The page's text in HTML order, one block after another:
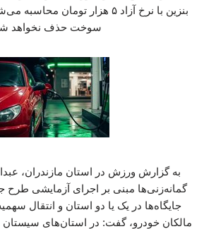
بنزین با نرخ آزاد ۵ هزار تومان
سوخت حذف نخواهد
به گزارش ورزش در استان مازندران،
گمانه‌زنی‌ها مبنی بر اجرای آزمایشی
جایگاه‌ها در یک یا دو استان و انتقال
مالکان خودرو، گفت: در استان‌های سیستان